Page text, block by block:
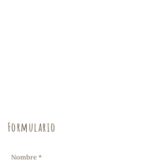
Formulario
Nombre *